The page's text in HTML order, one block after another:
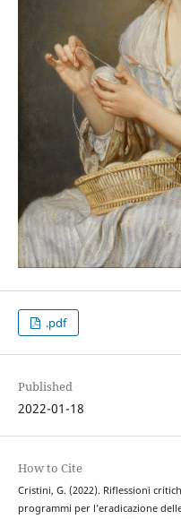
.pdf
Published
2022-01-18
How to Cite
Cristini, G. (2022). Riflessioni
programmi per l’eradicazione